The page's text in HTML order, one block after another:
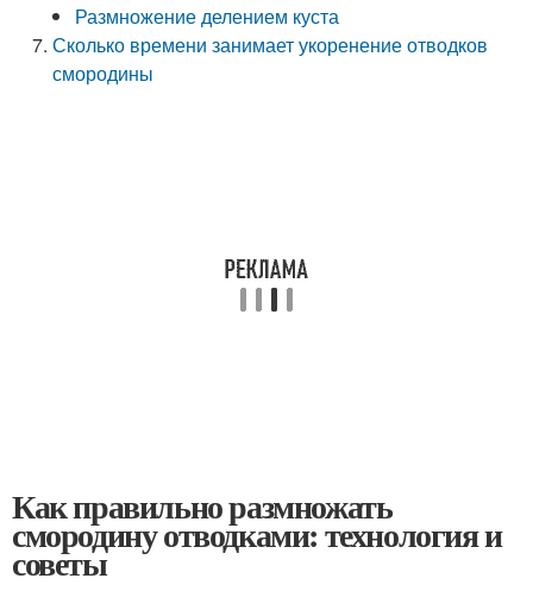
Размножение делением куста
Сколько времени занимает укоренение отводков
смородины
Как правильно размножать
смородину отводками: технология и
советы